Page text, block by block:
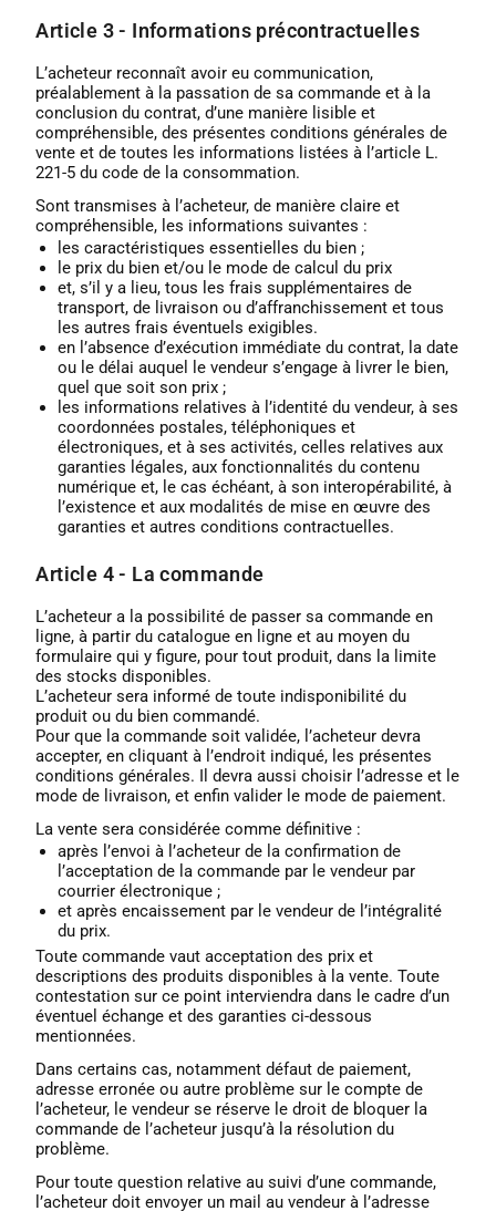
Article 3 - Informations précontractuelles
L’acheteur reconnaît avoir eu communication,
préalablement à la passation de sa commande et à la
conclusion du contrat, d’une manière lisible et
compréhensible, des présentes conditions générales de
vente et de toutes les informations listées à l’article L.
221-5 du code de la consommation.
Sont transmises à l’acheteur, de manière claire et
compréhensible, les informations suivantes :
les caractéristiques essentielles du bien ;
le prix du bien et/ou le mode de calcul du prix
et, s’il y a lieu, tous les frais supplémentaires de
transport, de livraison ou d’affranchissement et tous
les autres frais éventuels exigibles.
en l’absence d’exécution immédiate du contrat, la date
ou le délai auquel le vendeur s’engage à livrer le bien,
quel que soit son prix ;
les informations relatives à l’identité du vendeur, à ses
coordonnées postales, téléphoniques et
électroniques, et à ses activités, celles relatives aux
garanties légales, aux fonctionnalités du contenu
numérique et, le cas échéant, à son interopérabilité, à
l’existence et aux modalités de mise en œuvre des
garanties et autres conditions contractuelles.
Article 4 - La commande
L’acheteur a la possibilité de passer sa commande en
ligne, à partir du catalogue en ligne et au moyen du
formulaire qui y figure, pour tout produit, dans la limite
des stocks disponibles.
L’acheteur sera informé de toute indisponibilité du
produit ou du bien commandé.
Pour que la commande soit validée, l’acheteur devra
accepter, en cliquant à l’endroit indiqué, les présentes
conditions générales. Il devra aussi choisir l’adresse et le
mode de livraison, et enfin valider le mode de paiement.
La vente sera considérée comme définitive :
après l’envoi à l’acheteur de la confirmation de
l’acceptation de la commande par le vendeur par
courrier électronique ;
et après encaissement par le vendeur de l’intégralité
du prix.
Toute commande vaut acceptation des prix et
descriptions des produits disponibles à la vente. Toute
contestation sur ce point interviendra dans le cadre d’un
éventuel échange et des garanties ci-dessous
mentionnées.
Dans certains cas, notamment défaut de paiement,
adresse erronée ou autre problème sur le compte de
l’acheteur, le vendeur se réserve le droit de bloquer la
commande de l’acheteur jusqu’à la résolution du
problème.
Pour toute question relative au suivi d’une commande,
l’acheteur doit envoyer un mail au vendeur à l’adresse